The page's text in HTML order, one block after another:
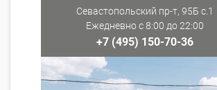
Севастопольский пр-т, 95Б с.1
Ежедневно с 8:00 до 22:00
+7 (495) 150-70-36